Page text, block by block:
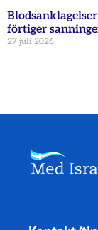
förtiger
27 juli 2026